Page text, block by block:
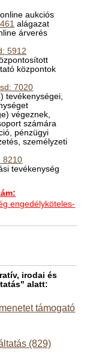
aukciós
alágazat
árverés
5912
központok
7020
tevékenységei,
végeznek,
számára
pénzügyi
személyzeti
8210
tevékenység
engedélyköteles-
irodai és
alatt:
támogató
(829)